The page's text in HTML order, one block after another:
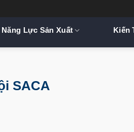
Năng Lực Sản Xuất Kiến
SACA